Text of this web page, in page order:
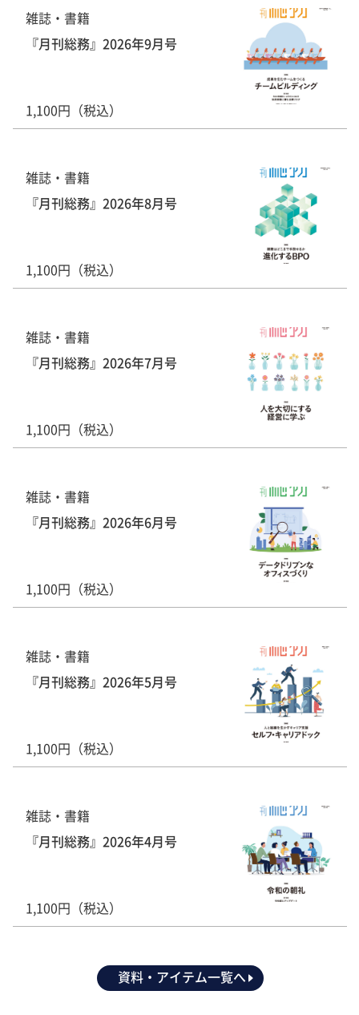
雑誌・書籍
『月刊総務』2026年9月号
1,100円（税込）
雑誌・書籍
『月刊総務』2026年8月号
1,100円（税込）
雑誌・書籍
『月刊総務』2026年7月号
1,100円（税込）
雑誌・書籍
『月刊総務』2026年6月号
1,100円（税込）
雑誌・書籍
『月刊総務』2026年5月号
1,100円（税込）
雑誌・書籍
『月刊総務』2026年4月号
1,100円（税込）
資料・アイテム一覧へ